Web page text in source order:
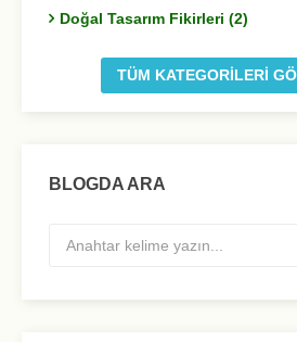
Doğal Tasarım Fikirleri (2)
TÜM KATEGORILERI
BLOGDA ARA